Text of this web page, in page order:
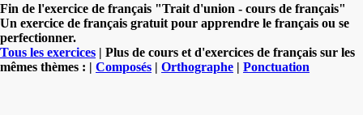
Fin de l'exercice de français "Trait d'union - cours de français"
Un exercice de français gratuit pour apprendre le français ou se
perfectionner.
Tous les exercices | Plus de cours et d'exercices de français sur les
mêmes thèmes : | Composés | Orthographe | Ponctuation